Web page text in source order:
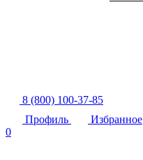
8 (800) 100-37-85
Профиль
Избранное
0